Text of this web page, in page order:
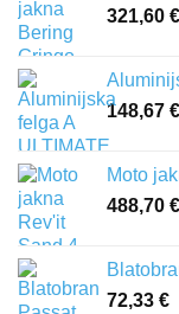
321,60 €
148,67 €
Moto
488,70 €
72,33 €